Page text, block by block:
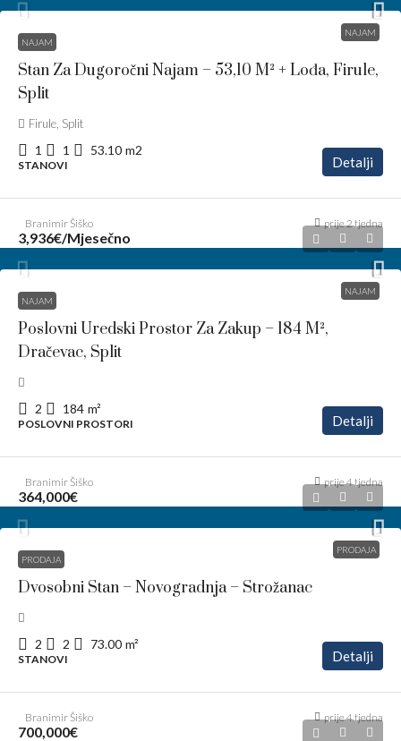
NAJAM
NAJAM
Stan Za Dugoročni Najam – 53,10 M² + Lođa, Firule,
Split
Firule, Split
1 1 53.10 m2
STANOVI Detalji
Branimir Šiško prije 2 tjedna
NAJAM
3,936€/Mjesečno
NAJAM
Poslovni Uredski Prostor Za Zakup – 184 M²,
Dračevac, Split
2 184 m²
POSLOVNI PROSTORI Detalji
Branimir Šiško prije 4 tjedna
PRODAJA
364,000€
PRODAJA
Dvosobni Stan – Novogradnja – Strožanac
2 2 73.00 m²
STANOVI Detalji
Branimir Šiško prije 4 tjedna
700,000€